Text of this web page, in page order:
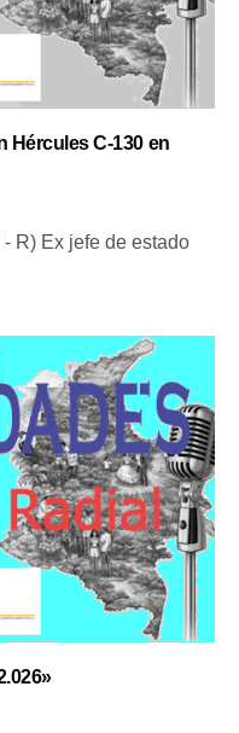
Hércules C-130 en
R) Ex jefe de estado